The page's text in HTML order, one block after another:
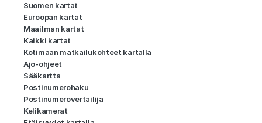
Suomen kartat
Euroopan kartat
Maailman kartat
Kaikki kartat
Kotimaan matkailukohteet kartalla
Ajo-ohjeet
Sääkartta
Postinumerohaku
Postinumerovertailija
Kelikamerat